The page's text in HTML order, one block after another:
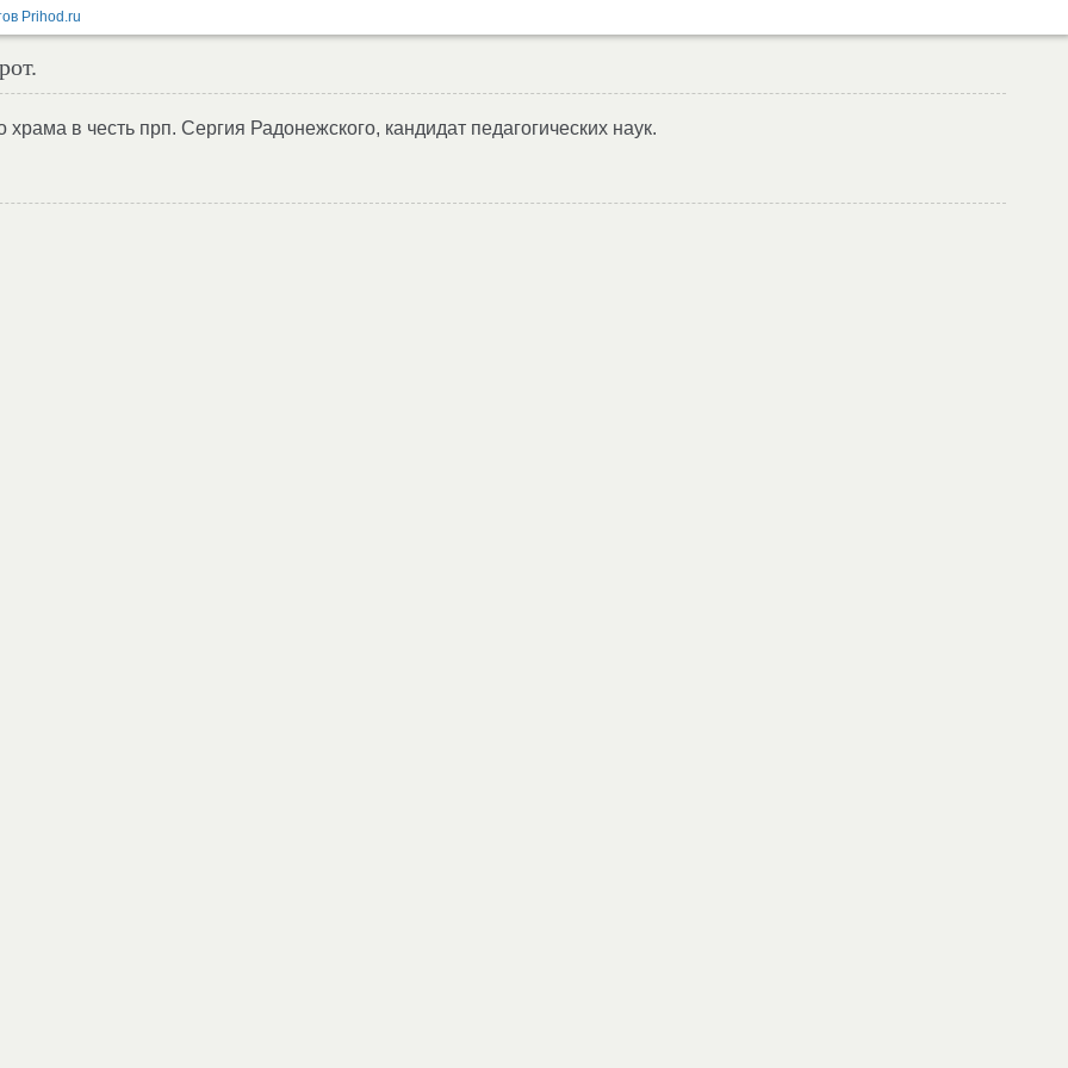
храма в честь прп. Сергия Радонежского, кандидат педагогических наук.